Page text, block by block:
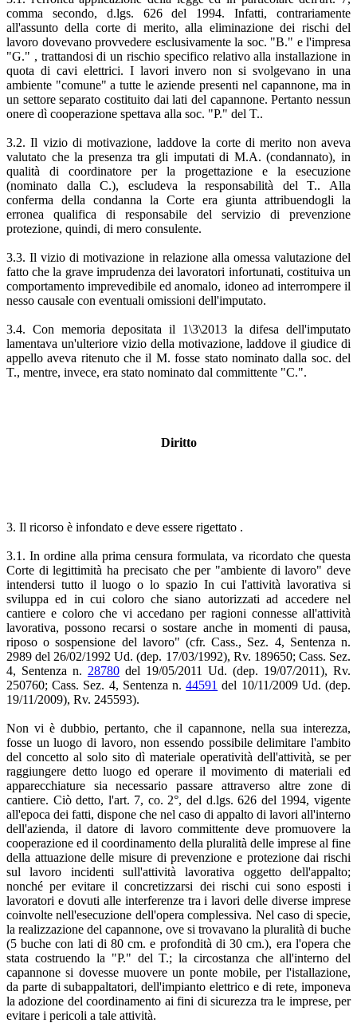
comma secondo, d.lgs. 626 del 1994. Infatti, contrariamente
all'assunto della corte di merito, alla eliminazione dei rischi del
lavoro dovevano provvedere esclusivamente la soc. "B." e l'impresa
"G." , trattandosi di un rischio specifico relativo alla installazione in
quota di cavi elettrici. I lavori invero non si svolgevano in una
ambiente "comune" a tutte le aziende presenti nel capannone, ma in
un settore separato costituito dai lati del capannone. Pertanto nessun
onere dì cooperazione spettava alla soc. "P." del T..
3.2. Il vizio di motivazione, laddove la corte di merito non aveva
valutato che la presenza tra gli imputati di M.A. (condannato), in
qualità di coordinatore per la progettazione e la esecuzione
(nominato dalla C.), escludeva la responsabilità del T.. Alla
conferma della condanna la Corte era giunta attribuendogli la
erronea qualifica di responsabile del servizio di prevenzione
protezione, quindi, di mero consulente.
3.3. Il vizio di motivazione in relazione alla omessa valutazione del
fatto che la grave imprudenza dei lavoratori infortunati, costituiva un
comportamento imprevedibile ed anomalo, idoneo ad interrompere il
nesso causale con eventuali omissioni dell'imputato.
3.4. Con memoria depositata il 1\3\2013 la difesa dell'imputato
lamentava un'ulteriore vizio della motivazione, laddove il giudice di
appello aveva ritenuto che il M. fosse stato nominato dalla soc. del
T., mentre, invece, era stato nominato dal committente "C.".
Diritto
3. Il ricorso è infondato e deve essere rigettato .
3.1. In ordine alla prima censura formulata, va ricordato che questa
Corte di legittimità ha precisato che per "ambiente di lavoro" deve
intendersi tutto il luogo o lo spazio In cui l'attività lavorativa si
sviluppa ed in cui coloro che siano autorizzati ad accedere nel
cantiere e coloro che vi accedano per ragioni connesse all'attività
lavorativa, possono recarsi o sostare anche in momenti di pausa,
riposo o sospensione del lavoro" (cfr. Cass., Sez. 4, Sentenza n.
2989 del 26/02/1992 Ud. (dep. 17/03/1992), Rv. 189650; Cass. Sez.
4, Sentenza n. 28780 del 19/05/2011 Ud. (dep. 19/07/2011), Rv.
250760; Cass. Sez. 4, Sentenza n.44591 del 10/11/2009 Ud. (dep.
19/11/2009), Rv. 245593).
Non vi è dubbio, pertanto, che il capannone, nella sua interezza,
fosse un luogo di lavoro, non essendo possibile delimitare l'ambito
del concetto al solo sito dì materiale operatività dell'attività, se per
raggiungere detto luogo ed operare il movimento di materiali ed
apparecchiature sia necessario passare attraverso altre zone di
cantiere. Ciò detto, l'art. 7, co. 2°, del d.lgs. 626 del 1994, vigente
all'epoca dei fatti, dispone che nel caso di appalto di lavori all'interno
dell'azienda, il datore di lavoro committente deve promuovere la
cooperazione ed il coordinamento della pluralità delle imprese al fine
della attuazione delle misure di prevenzione e protezione dai rischi
sul lavoro incidenti sull'attività lavorativa oggetto dell'appalto;
nonché per evitare il concretizzarsi dei rischi cui sono esposti i
lavoratori e dovuti alle interferenze tra i lavori delle diverse imprese
coinvolte nell'esecuzione dell'opera complessiva. Nel caso di specie,
la realizzazione del capannone, ove si trovavano la pluralità di buche
(5 buche con lati di 80 cm. e profondità di 30 cm.), era l'opera che
stata costruendo la "P." del T.; la circostanza che all'interno del
capannone si dovesse muovere un ponte mobile, per l'istallazione,
da parte di subappaltatori, dell'impianto elettrico e di rete, imponeva
la adozione del coordinamento ai fini di sicurezza tra le imprese, per
evitare i pericoli a tale attività.